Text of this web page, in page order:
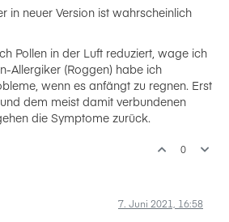
in neuer Version ist wahrscheinlich
Pollen in der Luft reduziert, wage ich
Allergiker (Roggen) habe ich
wenn es anfängt zu regnen. Erst
dem meist damit verbundenen
die Symptome zurück.
0
7. Juni 2021, 16:58